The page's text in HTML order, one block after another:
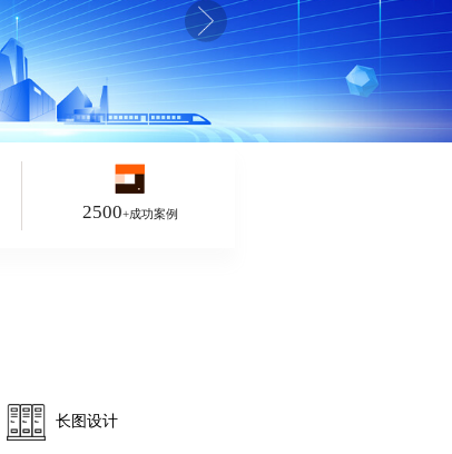
2500+成功案例
长图设计